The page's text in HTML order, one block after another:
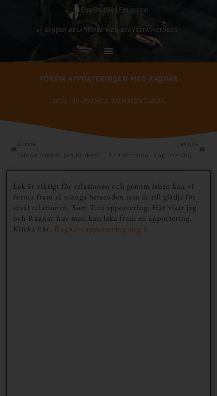
VI BYGGER RELATIONER MED SCHYSSTA METODER!
FÖRSTA APPORTERINGEN MED RAGNAR
2021-02-22INGA KOMMENTARER
ÄLDRE NYARE
Lek är viktigt för relationen och genom leken kan vi
forma fram så många beteenden som är till glädje för
såväl relationen. Som T.ex apportering. Här visar jag
och Ragnar hur man kan leka fram en apportering.
Klicka här, Ragnars apportering steg 1.